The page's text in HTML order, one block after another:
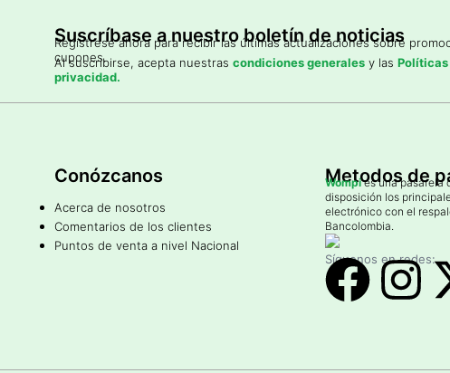
Suscríbase a nuestro boletín de noticias
Regístrese ahora para recibir las últimas actualizaciones sobre
cupones.
Al suscribirse, acepta nuestras condiciones generales y las Políticas
privacidad.
Conózcanos
Acerca de nosotros
Comentarios de los clientes
Puntos de venta a nivel Nacional
Metodos de
Wompies una pasarela
disposición los
electrónico con el
Bancolombia.
Síguenos en redes: